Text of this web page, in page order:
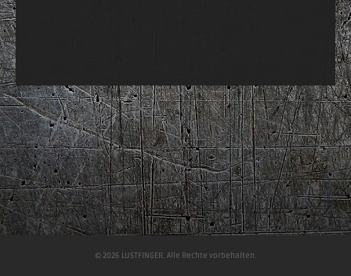
© 2026 LUSTFINGER. Alle Rechte vorbehalten.